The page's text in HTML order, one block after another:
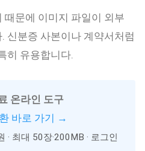
때문에 이미지 파일이 외부
신분증 사본이나 계약서처럼
히 유용합니다.
온라인 도구
바로 가기 →
· 최대 50장·200MB · 로그인